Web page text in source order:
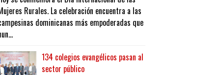
Rurales. La celebración encuentra a las
dominicanas más empoderadas que
134 colegios evangélicos pasan al
sector público